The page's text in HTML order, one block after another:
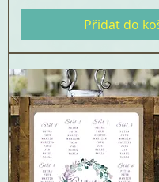
Přidat do